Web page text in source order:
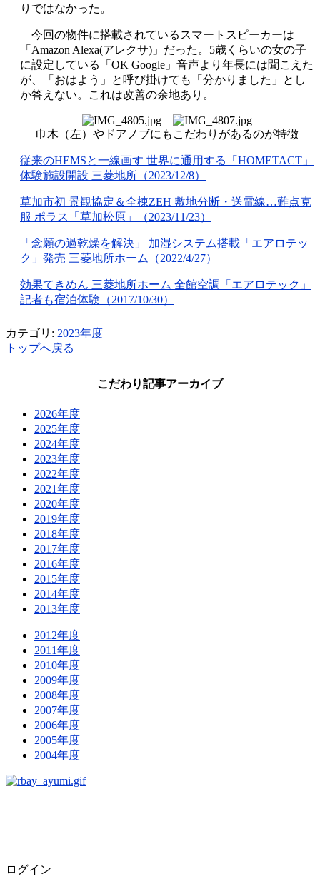
りではなかった。
今回の物件に搭載されているスマートスピーカーは
「Amazon Alexa(アレクサ)」だった。5歳くらいの女の子
に設定している「OK Google」音声より年長には聞こえた
が、「おはよう」と呼び掛けても「分かりました」とし
か答えない。これは改善の余地あり。
巾木（左）やドアノブにもこだわりがあるのが特徴
従来のHEMSと一線画す 世界に通用する「HOMETACT」
体験施設開設 三菱地所（2023/12/8）
草加市初 景観協定＆全棟ZEH 敷地分断・送電線…難点克
服 ポラス「草加松原」（2023/11/23）
「念願の過乾燥を解決」 加湿システム搭載「エアロテッ
ク」発売 三菱地所ホーム（2022/4/27）
効果てきめん 三菱地所ホーム 全館空調「エアロテック」
記者も宿泊体験（2017/10/30）
カテゴリ: 2023年度
トップへ戻る
こだわり記事アーカイブ
2026年度
2025年度
2024年度
2023年度
2022年度
2021年度
2020年度
2019年度
2018年度
2017年度
2016年度
2015年度
2014年度
2013年度
2012年度
2011年度
2010年度
2009年度
2008年度
2007年度
2006年度
2005年度
2004年度
ログイン